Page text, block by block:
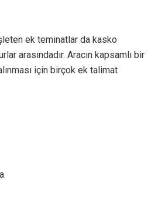
ek teminatlar da kasko
arasındadır. Aracın kapsamlı bir
için birçok ek talimat